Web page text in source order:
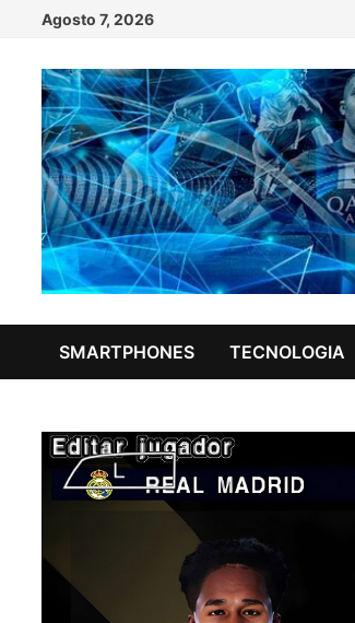
content
Agosto 7, 2026
SMARTPHONES TECNOLOGIA